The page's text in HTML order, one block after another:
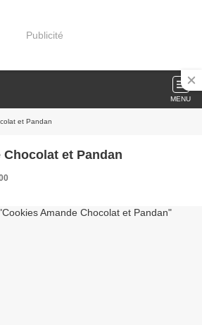
Publicité
MENU
et Pandan
et Pandan